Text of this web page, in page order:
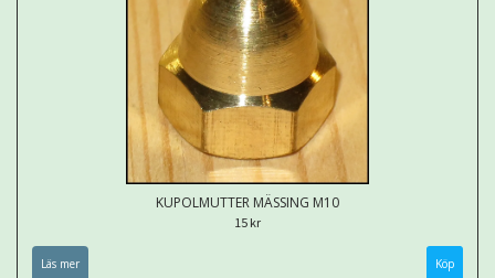
KUPOLMUTTER MÄSSING M10
15 kr
Läs mer